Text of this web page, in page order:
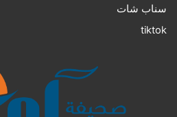
سناب شات
tiktok